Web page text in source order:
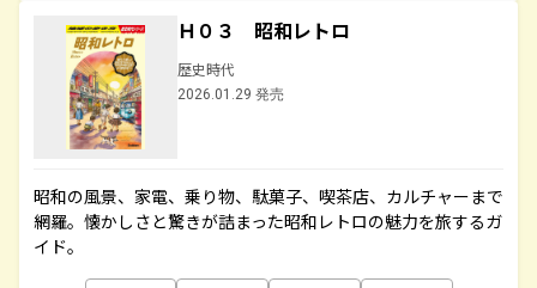
Ｈ０３ 昭和レトロ
歴史時代
2026.01.29 発売
昭和の風景、家電、乗り物、駄菓子、喫茶店、カルチャーまで
網羅。懐かしさと驚きが詰まった昭和レトロの魅力を旅するガ
イド。